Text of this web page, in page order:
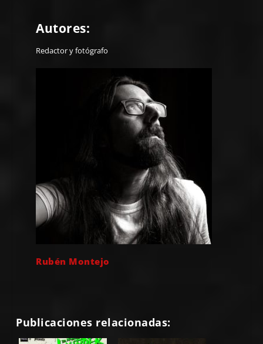
Autores:
Redactor y fotógrafo
Rubén Montejo
Publicaciones relacionadas: